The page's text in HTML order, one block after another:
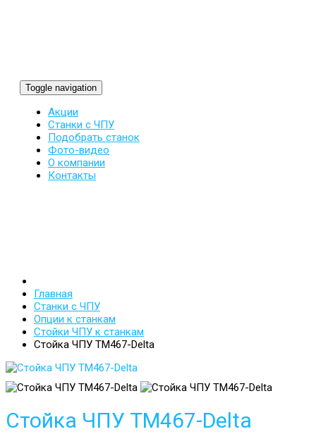
Toggle navigation
Акции
Станки с ЧПУ
Подобрать станок
Фото-видео
О компании
Контакты
Главная
Станки с ЧПУ
Опции к станкам
Стойки ЧПУ к станкам
Стойка ЧПУ ТМ467-Delta
Стойка ЧПУ ТМ467-Delta